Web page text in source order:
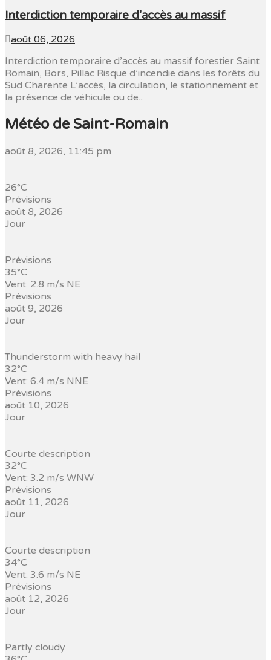
Interdiction temporaire d’accès au massif
août 06, 2026
Interdiction temporaire d’accès au massif forestier Saint
Romain, Bors, Pillac Risque d’incendie dans les forêts du
Sud Charente L’accès, la circulation, le stationnement et
la présence de véhicule ou de...
Météo de Saint-Romain
août 8, 2026, 11:45 pm
26°C
Prévisions
août 8, 2026
Jour
Prévisions
35°C
Vent: 2.8 m/s NE
Prévisions
août 9, 2026
Jour
Thunderstorm with heavy hail
32°C
Vent: 6.4 m/s NNE
Prévisions
août 10, 2026
Jour
Courte description
32°C
Vent: 3.2 m/s WNW
Prévisions
août 11, 2026
Jour
Courte description
34°C
Vent: 3.6 m/s NE
Prévisions
août 12, 2026
Jour
Partly cloudy